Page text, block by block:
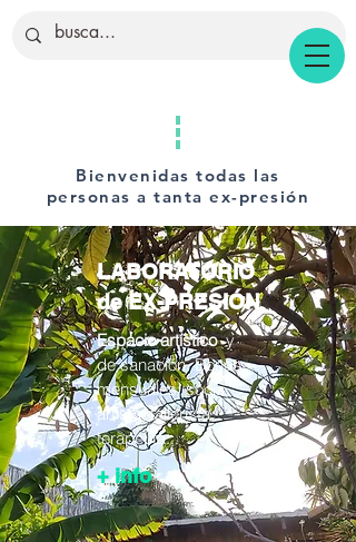
Bienvenidas todas las
personas a tanta ex-presión
LABORATORIO
de EX-PRESIÓN
Espacio artísticoy
de sanación. Bonos
mensuales; socia,
artista, tallerista,
terapeuta...
+ info